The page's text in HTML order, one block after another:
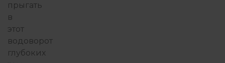
прыгать
в
этот
водоворот
глубоких